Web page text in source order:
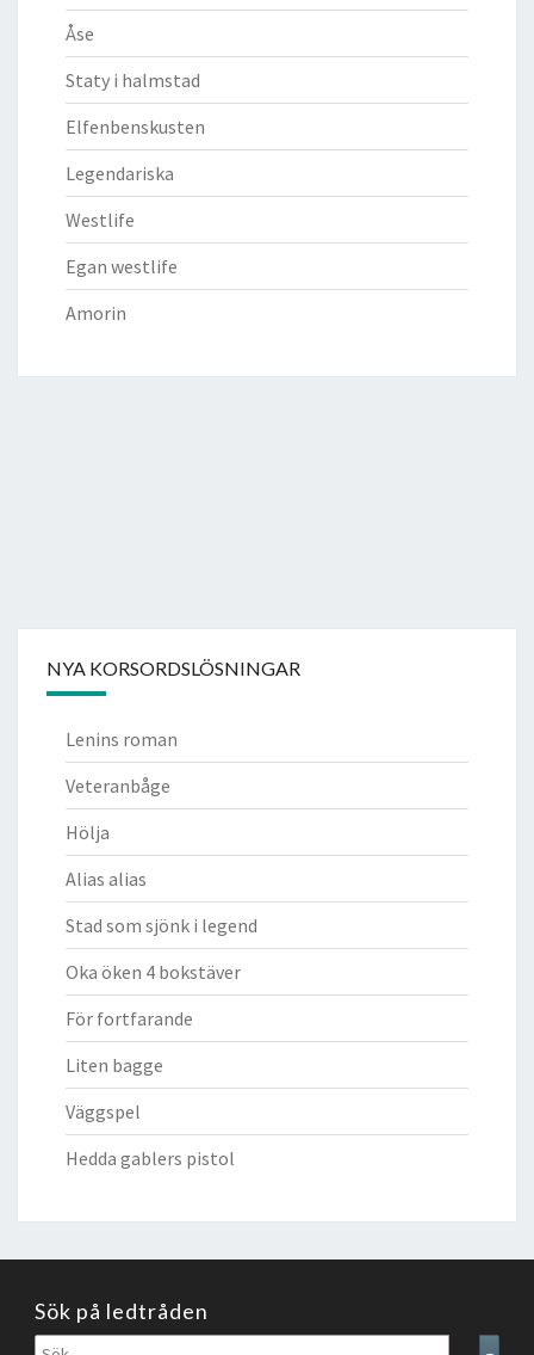
Åse
Staty i halmstad
Elfenbenskusten
Legendariska
Westlife
Egan westlife
Amorin
NYA KORSORDSLÖSNINGAR
Lenins roman
Veteranbåge
Hölja
Alias alias
Stad som sjönk i legend
Oka öken 4 bokstäver
För fortfarande
Liten bagge
Väggspel
Hedda gablers pistol
Sök på ledtråden
Sök